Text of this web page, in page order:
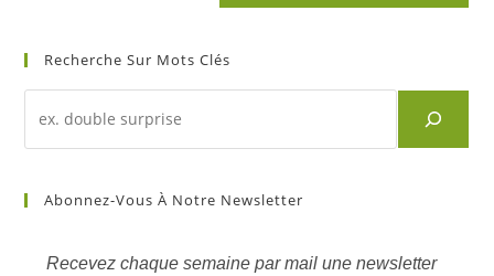
Recherche Sur Mots Clés
d'un
mots
Abonnez-Vous À Notre Newsletter
Recevez chaque semaine par mail une newsletter